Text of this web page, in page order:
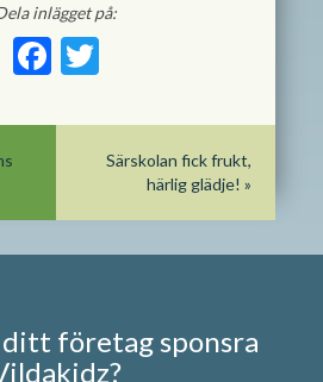
inlägget på:
Facebook
Twitter
Särskolan fick frukt,
härlig glädje! »
företag sponsra